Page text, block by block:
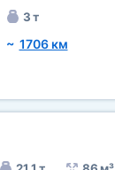
3 т
~ 1706 км